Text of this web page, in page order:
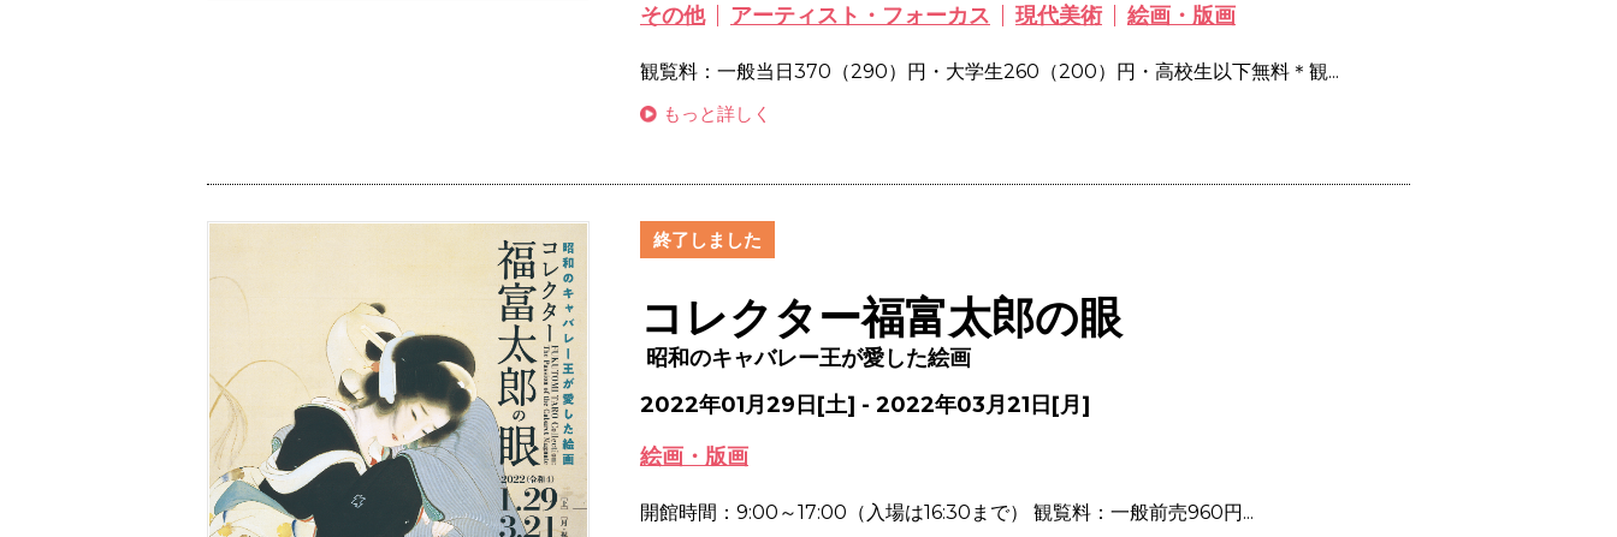
その他
アーティスト・フォーカス 現代美術 絵画・版画
観覧料：一般当日370（290）円・大学生260（200）円・高校生以下無料＊観...
もっと詳しく
終了しました
コレクター福富太郎の眼
昭和のキャバレー王が愛した絵画
2022年01月29日[土] - 2022年03月21日[月]
絵画・版画
開館時間：9:00～17:00（入場は16:30まで） 観覧料：一般前売960円...